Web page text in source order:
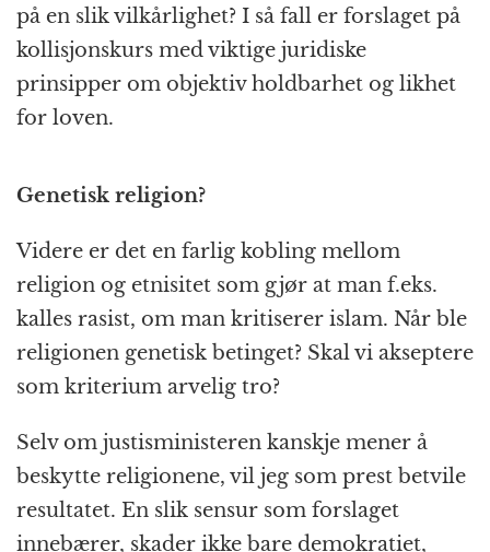
på en slik vilkårlighet? I så fall er forslaget på
kollisjonskurs med viktige juridiske
prinsipper om objektiv holdbarhet og likhet
for loven.
Genetisk religion?
Videre er det en farlig kobling mellom
religion og etnisitet som gjør at man f.eks.
kalles rasist, om man kritiserer islam. Når ble
religionen genetisk betinget? Skal vi akseptere
som kriterium arvelig tro?
Selv om justisministeren kanskje mener å
beskytte religionene, vil jeg som prest betvile
resultatet. En slik sensur som forslaget
innebærer, skader ikke bare demokratiet,